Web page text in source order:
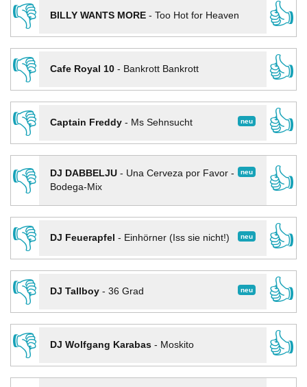
👎
BILLY WANTS MORE- Too Hot for Heaven
👍
👎
Cafe Royal 10- Bankrott Bankrott
👍
👎
neu
Captain Freddy- Ms Sehnsucht
👍
👎
neu
DJ DABBELJU- Una Cerveza por Favor -
Bodega-Mix
👍
👎
neu
DJ Feuerapfel - Einhörner (Iss sie nicht!)
👍
👎
neu
DJ Tallboy- 36 Grad
👍
👎
DJ Wolfgang Karabas- Moskito
👍